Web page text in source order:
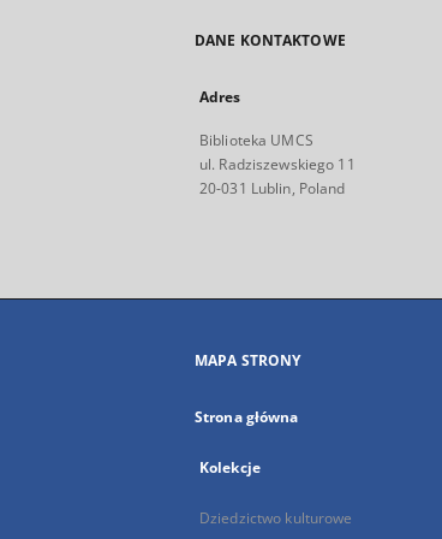
DANE KONTAKTOWE
Adres
Biblioteka UMCS
ul. Radziszewskiego 11
20-031 Lublin, Poland
MAPA STRONY
Strona główna
Kolekcje
Dziedzictwo kulturowe